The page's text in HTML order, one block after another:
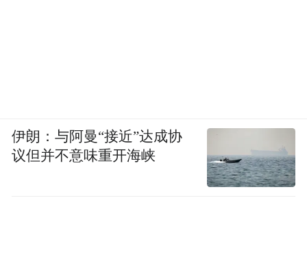
伊朗：与阿曼“接近”达成协
议但并不意味重开海峡